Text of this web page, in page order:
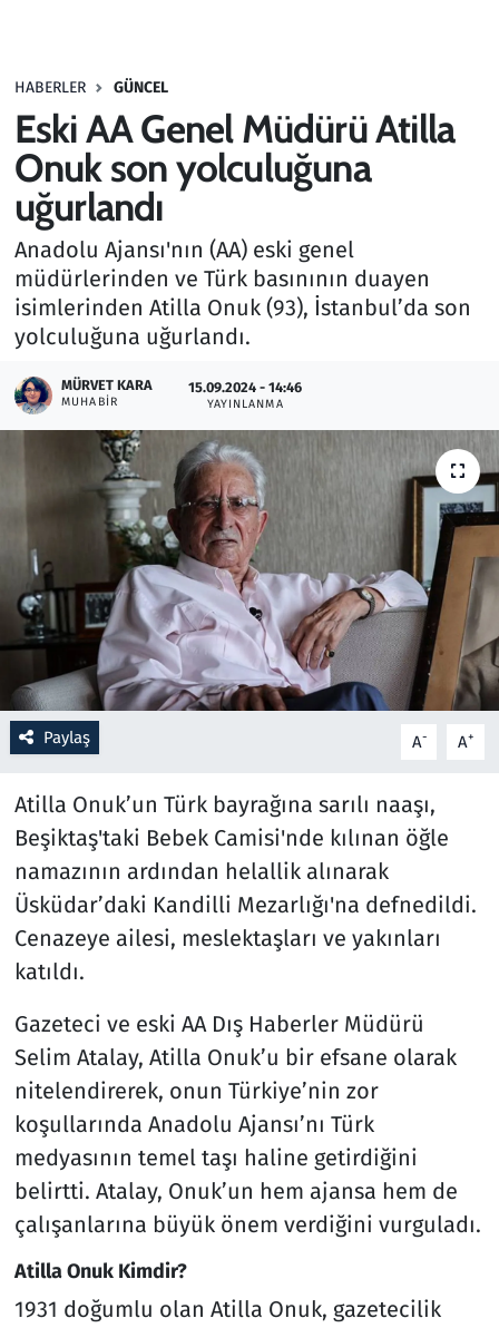
HABERLER GÜNCEL
Eski AA Genel Müdürü Atilla
Onuk son yolculuğuna
uğurlandı
Anadolu Ajansı'nın (AA) eski genel
müdürlerinden ve Türk basınının duayen
isimlerinden Atilla Onuk (93), İstanbul’da son
yolculuğuna uğurlandı.
MÜRVET KARA
MUHABIR
15.09.2024 - 14:46
YAYINLANMA
Paylaş A- A+
Atilla Onuk’un Türk bayrağına sarılı naaşı,
Beşiktaş'taki Bebek Camisi'nde kılınan öğle
namazının ardından helallik alınarak
Üsküdar’daki Kandilli Mezarlığı'na defnedildi.
Cenazeye ailesi, meslektaşları ve yakınları
katıldı.
Gazeteci ve eski AA Dış Haberler Müdürü
Selim Atalay, Atilla Onuk’u bir efsane olarak
nitelendirerek, onun Türkiye’nin zor
koşullarında Anadolu Ajansı’nı Türk
medyasının temel taşı haline getirdiğini
belirtti. Atalay, Onuk’un hem ajansa hem de
çalışanlarına büyük önem verdiğini vurguladı.
Atilla Onuk Kimdir?
1931 doğumlu olan Atilla Onuk, gazetecilik
Haber
Kültür Sanat
Kurumsal Haberler
Lezzet Durağı
Memur ve Kamu
Otomobil
Oyun
Ramazan
Resmi İlanlar
Rüya Tabirleri
Sağlık
Savunma Sanayi
Spor
Teknoloji ve Bilim
Televizyon